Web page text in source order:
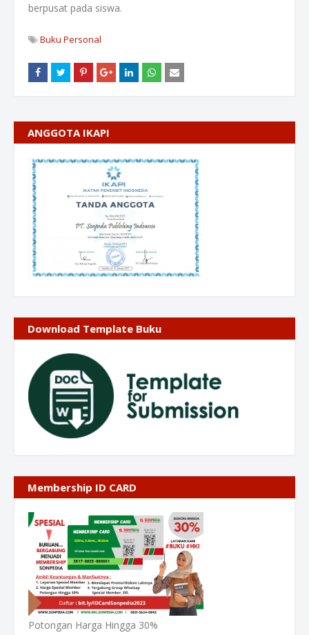
berpusat pada siswa.
Buku Personal
ANGGOTA IKAPI
Download Template Buku
Membership ID CARD
Potongan Harga Hingga 30%